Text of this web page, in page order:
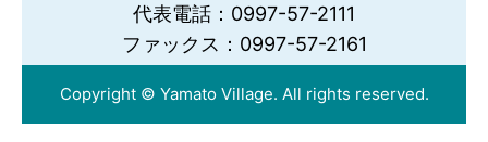
代表電話：0997-57-2111
ファックス：0997-57-2161
Copyright © Yamato Village. All rights reserved.